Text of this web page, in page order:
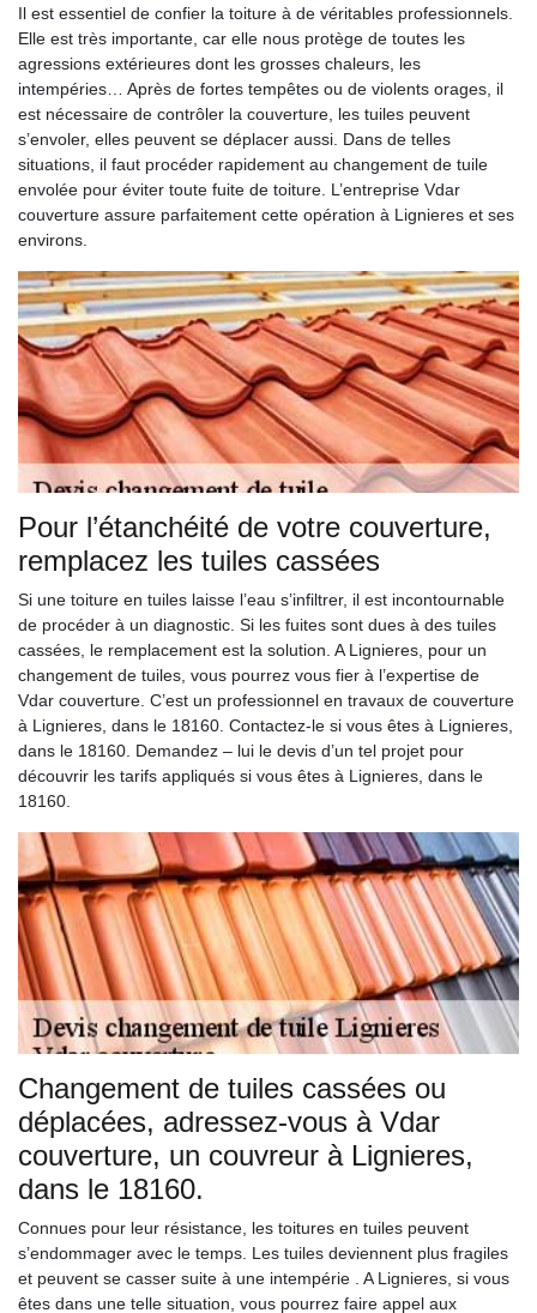
Il est essentiel de confier la toiture à de véritables professionnels.
Elle est très importante, car elle nous protège de toutes les
agressions extérieures dont les grosses chaleurs, les
intempéries… Après de fortes tempêtes ou de violents orages, il
est nécessaire de contrôler la couverture, les tuiles peuvent
s’envoler, elles peuvent se déplacer aussi. Dans de telles
situations, il faut procéder rapidement au changement de tuile
envolée pour éviter toute fuite de toiture. L’entreprise Vdar
couverture assure parfaitement cette opération à Lignieres et ses
environs.
Pour l’étanchéité de votre couverture,
remplacez les tuiles cassées
Si une toiture en tuiles laisse l’eau s’infiltrer, il est incontournable
de procéder à un diagnostic. Si les fuites sont dues à des tuiles
cassées, le remplacement est la solution. A Lignieres, pour un
changement de tuiles, vous pourrez vous fier à l’expertise de
Vdar couverture. C’est un professionnel en travaux de couverture
à Lignieres, dans le 18160. Contactez-le si vous êtes à Lignieres,
dans le 18160. Demandez – lui le devis d’un tel projet pour
découvrir les tarifs appliqués si vous êtes à Lignieres, dans le
18160.
Changement de tuiles cassées ou
déplacées, adressez-vous à Vdar
couverture, un couvreur à Lignieres,
dans le 18160.
Connues pour leur résistance, les toitures en tuiles peuvent
s’endommager avec le temps. Les tuiles deviennent plus fragiles
et peuvent se casser suite à une intempérie . A Lignieres, si vous
êtes dans une telle situation, vous pourrez faire appel aux